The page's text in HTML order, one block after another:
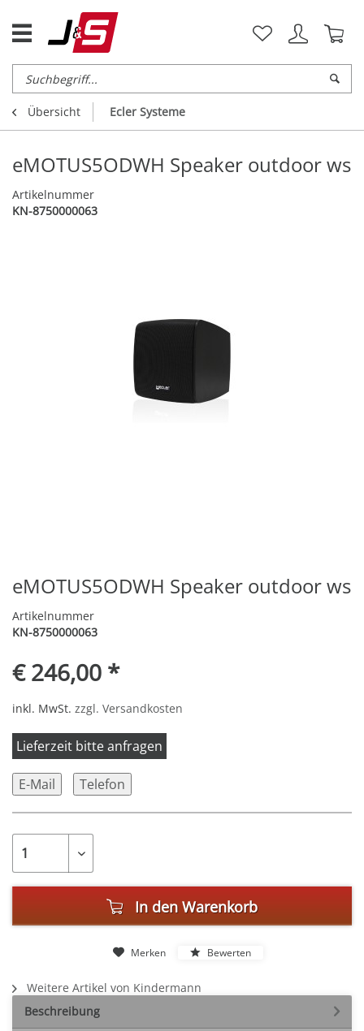
Übersicht Ecler Systeme
eMOTUS5ODWH Speaker outdoor ws
Artikelnummer
KN-8750000063
eMOTUS5ODWH Speaker outdoor ws
Artikelnummer
KN-8750000063
€ 246,00 *
inkl. MwSt. zzgl. Versandkosten
Lieferzeit bitte anfragen
E-Mail Telefon
In den Warenkorb
Merken Bewerten
Weitere Artikel von Kindermann
Beschreibung